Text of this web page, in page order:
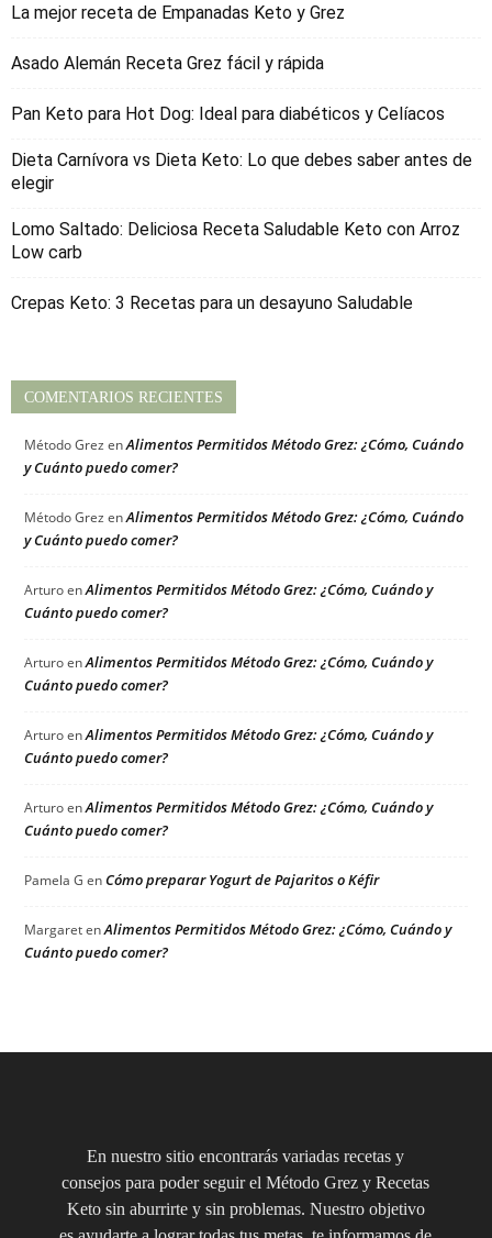
La mejor receta de Empanadas Keto y Grez
Asado Alemán Receta Grez fácil y rápida
Pan Keto para Hot Dog: Ideal para diabéticos y Celíacos
Dieta Carnívora vs Dieta Keto: Lo que debes saber antes de
elegir
Lomo Saltado: Deliciosa Receta Saludable Keto con Arroz
Low carb
Crepas Keto: 3 Recetas para un desayuno Saludable
COMENTARIOS RECIENTES
Método Grez enAlimentos Permitidos Método Grez: ¿Cómo, Cuándo
y Cuánto puedo comer?
Método Grez enAlimentos Permitidos Método Grez: ¿Cómo, Cuándo
y Cuánto puedo comer?
ArturoenAlimentos Permitidos Método Grez: ¿Cómo, Cuándo y
Cuánto puedo comer?
ArturoenAlimentos Permitidos Método Grez: ¿Cómo, Cuándo y
Cuánto puedo comer?
ArturoenAlimentos Permitidos Método Grez: ¿Cómo, Cuándo y
Cuánto puedo comer?
ArturoenAlimentos Permitidos Método Grez: ¿Cómo, Cuándo y
Cuánto puedo comer?
Pamela G enCómo preparar Yogurt de Pajaritos o Kéfir
MargaretenAlimentos Permitidos Método Grez: ¿Cómo, Cuándo y
Cuánto puedo comer?
En nuestro sitio encontrarás variadas recetas y
consejos para poder seguir el Método Grez y Recetas
Keto sin aburrirte y sin problemas. Nuestro objetivo